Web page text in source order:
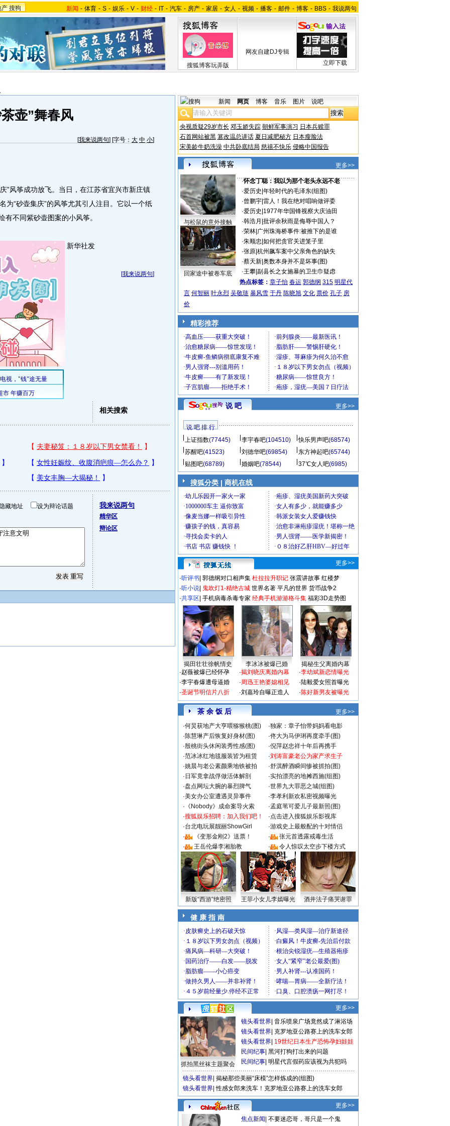
产 搜狗 新闻 - 体育 - S - 娱乐 - V - 财经 - IT - 汽车 - 房产 - 家居 - 女人 - 视频 - 播客 - 邮件 - 博客 - BBS - 我说两句
搜狐博客玩弄版
网友自建DJ专辑
立即下载
壶”舞春风
[我来说两句] [字号： 大 中 小]
筝成功放飞。当日，在江苏省宜兴市新庄镇
为“砂壶集庆”的风筝尤其引人注目。它以一个纸
有不同紫砂壶图案的小风筝。
新华社发
[我来说两句]
相关搜索
藏地址 设为辩论话题 我来说两句
精华区
辩论区
新闻 网页 博客 音乐 图片 说吧
央视质疑29岁市长 邓玉娇失踪 朝鲜军事演习 日本兵赎罪
石首网站被黑 篡改温总讲话 夏日减肥秘方 日本瘦脸法
宋美龄牛奶洗澡 中共卧底结局 慈禧不快乐 侵略中国报告
更多>>
与松鼠的意外接触
回家途中被卷车底
·怀念丁聪：我以为那个老头永远不老
·爱历史 年轻时代的毛泽东(组图)
·曾鹏宇| 雷人！我在绝对唱响做评委
·爱历史 1977年华国锋视察大庆油田
·韩浩月 批评余秋雨是侮辱中国人？
·荣林| 广州珠海桥事件:被推下的是谁
·朱顺忠 如何把贪官关进笼子里
·张原| 杭州飙车案中父亲角色的缺失
·蔡天新| 奥数本身并不是坏事(图)
·王攀| 副县长之女施暴的卫生巾疑虑
热点标签： 章子怡 春运 郭德纲 315 明星代
言 何智丽 叶永烈 吴敬琏 暴风雪 于丹 陈晓旭 文化 票价 孔子 房
价
精彩推荐
说 吧 更多>>
说 吧 排 行
上证指数(77445) 李宇春吧(104510) 快乐男声吧(68574)
苏醒吧(41523) 刘德华吧(69854) 东方神起吧(65744)
贴图吧(68789) 婚姻吧(78544) 37℃女人吧(6985)
搜狐分类 | 商机在线
更多>>
·听评书 郭德纲对口相声集 杜拉拉升职记 张震讲故事 红楼梦
·听小说 鬼吹灯1-精绝古城 世界名著 平凡的世界 货币战争2
·共享区 手机病毒杀毒专家 经典手机游游格斗集 福彩3D走势图
揭田壮壮徐帆情史 李冰冰被爆已婚
揭秘生父离婚内幕
·赵薇被爆已经怀孕
·李宇春爆遭母逼婚
·圣诞节明信片八折
·揭刘晓庆离婚内幕
·周迅王艳婆媳相见
·刘嘉玲自曝正造人
·李幼斌新恋情曝光
·陆毅爱女照首曝光
·陈好新男友被曝光
茶 余 饭 后
更多>>
·何炅获地产大亨喂猕猴桃(图) ·独家：章子怡带妈妈看电影
·陈慧琳产后恢复好身材(图) ·佟大为马伊琍再度牵手(图)
·殷桃街头休闲装秀性感(图) ·倪萍赵忠祥十年后再携手
·范冰冰红地毯服装皆为租赁 ·刘涛富豪老公为家产求生子
·姚晨与老公素颜乘地铁被拍 ·舒淇醉酒瞬间惨被抓拍(图)
· 日军竟拿战俘做活体解剖 ·实拍漂亮的地摊西施(组图)
·盘点网坛大腕的暴烈脾气 ·世界九大罪恶之城(组图)
·美女办公室遭遇灵异事件 ·李孝利新欢私密视频曝光
· 《Nobody》成命案导火索 ·孟庭苇可爱儿子最新照(图)
·搜狐娱乐招聘：加入我们吧！ ·点击进入搜狐娱乐影视库
·台北电玩展靓丽ShowGirl ·游戏史上最般配的十对情侣
·
《变形金刚2》送票！ ·
张元首透露戒毒生活
·
王岳伦爆李湘胎教 · 令人惊叹太空步下楼方式
新版“西游”绝密照 王菲小女儿李嫣曝光 酒井法子痛哭谢罪
健 康 指 南
更多>>
抓拍黑丝袜主题聚会
镜头看世界 音乐喷泉广场竟然成了淋浴场
镜头看世界 克罗地亚公路赛上的洗车女郎
镜头看世界 19世纪日本生产恐怖孕妇娃娃
民间纪事 黑河打狗打出来的问题
民间纪事 明星代言假药应该视为共犯吗
镜头看世界 揭秘那些美丽“床模”怎样炼成的(组图)
镜头看世界 性感女郎来洗车！克罗地亚公路赛上的洗车女郎
更多>>
焦点新闻 不要迷恋哥，哥只是一个鬼